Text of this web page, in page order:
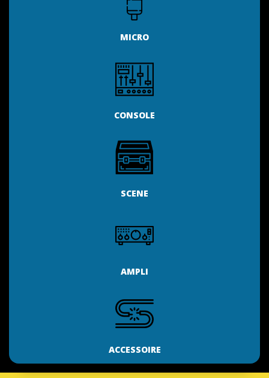
MICRO
CONSOLE
SCENE
AMPLI
ACCESSOIRE